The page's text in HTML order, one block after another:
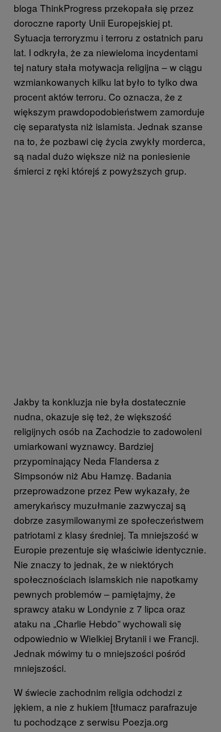
bloga ThinkProgress przekopała się przez
doroczne raporty Unii Europejskiej pt.
Sytuacja terroryzmu i terroru z ostatnich paru
lat. I odkryła, że za niewieloma incydentami
tej natury stała motywacja religijna – w ciągu
wzmiankowanych kilku lat było to tylko dwa
procent aktów terroru. Co oznacza, że z
większym prawdopodobieństwem zamorduje
cię separatysta niż islamista. Jednak szanse
na to, że pozbawi cię życia zwykły morderca,
są nadal dużo większe niż na poniesienie
śmierci z ręki którejś z powyższych grup.
Jakby ta konkluzja nie była dostatecznie
nudna, okazuje się też, że większość
religijnych osób na Zachodzie to zadowoleni
umiarkowani wyznawcy. Bardziej
przypominający Neda Flandersa z
Simpsonów niż Abu Hamzę. Badania
przeprowadzone przez Pew wykazały, że
amerykańscy muzułmanie zazwyczaj są
dobrze zasymilowanymi ze społeczeństwem
patriotami z klasy średniej. Ta mniejszość w
Europie prezentuje się właściwie identycznie.
Nie znaczy to jednak, że w niektórych
społecznościach islamskich nie napotkamy
pewnych problemów – pamiętajmy, że
sprawcy ataku w Londynie z 7 lipca oraz
ataku na „Charlie Hebdo” wychowali się
odpowiednio w Wielkiej Brytanii i we Francji.
Jednak mówimy tu o mniejszości pośród
mniejszości.
W świecie zachodnim religia odchodzi z
jękiem, a nie z hukiem [tłumacz parafrazuje
tu pochodzące z serwisu Poezja.org